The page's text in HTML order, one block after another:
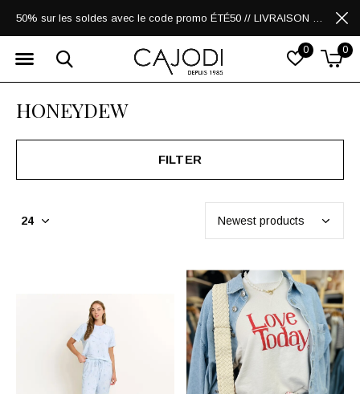
0 0
50% sur les soldes avec le code promo ÉTÉ50 // LIVRAISON GRATUITE POUR LES ACHATS DE 250$ ET PLUS
HONEYDEW
FILTER